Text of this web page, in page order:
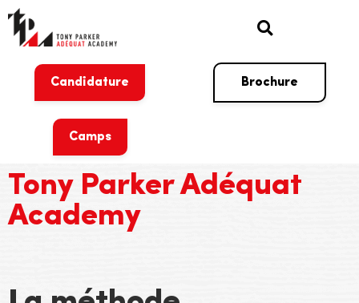
Candidature Brochure
Camps
Tony Parker Adéquat
Academy